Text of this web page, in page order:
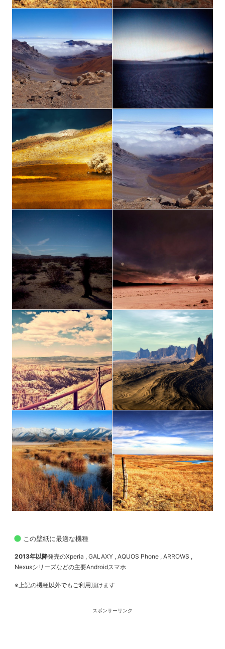
この壁紙に最適な機種
2013年以降発売のXperia , GALAXY , AQUOS Phone , ARROWS ,
Nexusシリーズなどの主要Androidスマホ
※上記の機種以外でもご利用頂けます
スポンサーリンク